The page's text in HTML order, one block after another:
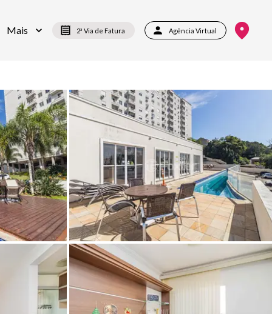
Mais 2ª Via de Fatura Agência Virtual